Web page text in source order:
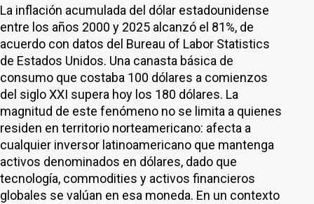
La inflación acumulada del dólar estadounidense
entre los años 2000 y 2025 alcanzó el 81%, de
acuerdo con datos del Bureau of Labor Statistics
de Estados Unidos. Una canasta básica de
consumo que costaba 100 dólares a comienzos
del siglo XXI supera hoy los 180 dólares. La
magnitud de este fenómeno no se limita a quienes
residen en territorio norteamericano: afecta a
cualquier inversor latinoamericano que mantenga
activos denominados en dólares, dado que
tecnología, commodities y activos financieros
globales se valúan en esa moneda. En un contexto